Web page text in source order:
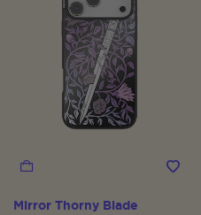
Mirror Thorny Blade